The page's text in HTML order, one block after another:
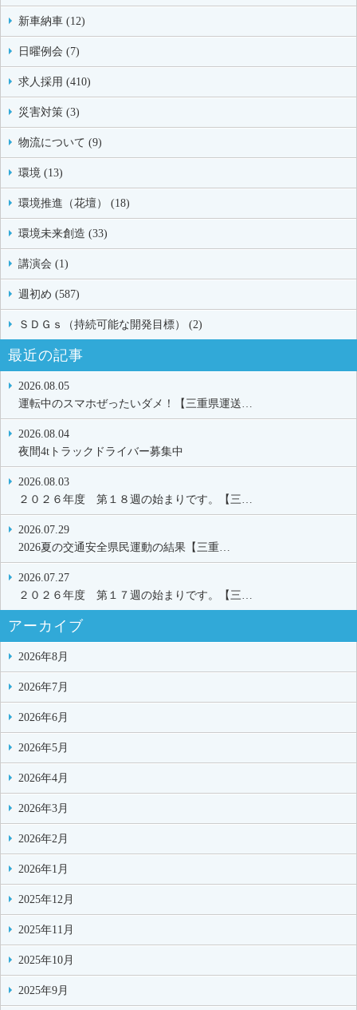
新車納車 (12)
日曜例会 (7)
求人採用 (410)
災害対策 (3)
物流について (9)
環境 (13)
環境推進（花壇） (18)
環境未来創造 (33)
講演会 (1)
週初め (587)
ＳＤＧｓ（持続可能な開発目標） (2)
最近の記事
2026.08.05
運転中のスマホぜったいダメ！【三重県運送…
2026.08.04
夜間4tトラックドライバー募集中
2026.08.03
２０２６年度 第１８週の始まりです。【三…
2026.07.29
2026夏の交通安全県民運動の結果【三重…
2026.07.27
２０２６年度 第１７週の始まりです。【三…
アーカイブ
2026年8月
2026年7月
2026年6月
2026年5月
2026年4月
2026年3月
2026年2月
2026年1月
2025年12月
2025年11月
2025年10月
2025年9月